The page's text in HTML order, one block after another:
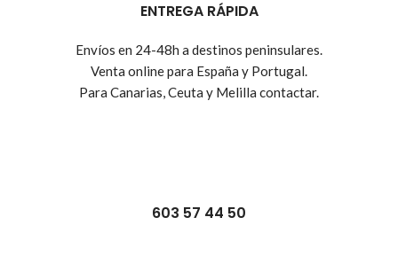
ENTREGA RÁPIDA
Envíos en 24-48h a destinos peninsulares.
Venta online para España y Portugal.
Para Canarias, Ceuta y Melilla contactar.
603 57 44 50